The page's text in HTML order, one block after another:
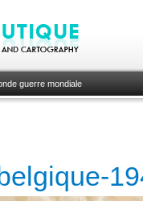
guerre mondiale